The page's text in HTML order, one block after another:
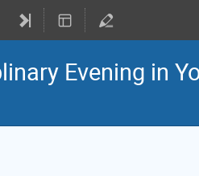
Evening in